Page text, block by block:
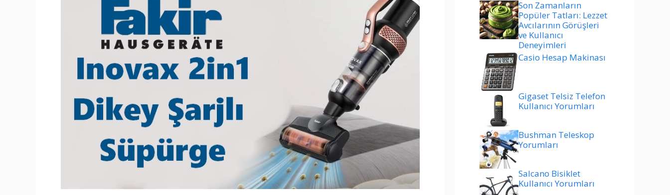
Son Zamanların
Popüler Tatları: Lezzet
Avcılarının Görüşleri
ve Kullanıcı
Deneyimleri
Casio Hesap Makinası
Gigaset Telsiz Telefon
Kullanıcı Yorumları
Bushman Teleskop
Yorumları
Salcano Bisiklet
Kullanıcı Yorumları